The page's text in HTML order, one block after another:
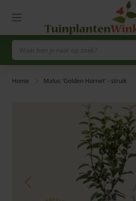
Home Malus 'Golden Hornet' - struik